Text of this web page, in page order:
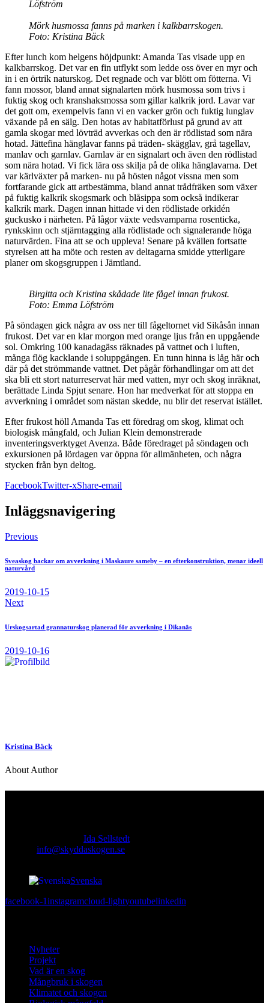
Löfström
Mörk husmossa fanns på marken i kalkbarrskogen.
Foto: Kristina Bäck
Efter lunch kom helgens höjdpunkt: Amanda Tas visade upp en
kalkbarrskog. Det var en fin utflykt som ledde oss över en myr och
in i en örtrik naturskog. Det regnade och var blött om fötterna. Vi
fann mossor, bland annat signalarten mörk husmossa som trivs i
fuktig skog och kranshaksmossa som gillar kalkrik jord. Lavar var
det gott om, exempelvis fann vi en vacker grön och fuktig lunglav
växande på en sälg. Den hotas av habitatförlust på grund av att
gamla skogar med lövträd avverkas och den är rödlistad som nära
hotad. Jättefina hänglavar fanns på träden- skägglav, grå tagellav,
manlav och garnlav. Garnlav är en signalart och även den rödlistad
som nära hotad. Vi fick lära oss skilja på de olika hänglavarna. Det
var kärlväxter på marken- nu på hösten något vissna men som
fortfarande gick att artbestämma, bland annat trådfräken som växer
på fuktig kalkrik skogsmark och blåsippa som också indikerar
kalkrik mark. Dagen innan hittade vi den rödlistade orkidén
guckusko i närheten. På lågor växte vedsvamparna rosenticka,
rynkskinn och stjärntagging alla rödlistade och signalerande höga
naturvärden. Fina att se och uppleva! Senare på kvällen fortsatte
styrelsen att ha möte och resten av deltagarna smidde ytterligare
planer om skogsgruppen i Jämtland.
Birgitta och Kristina skådade lite fågel innan frukost.
Foto: Emma Löfström
På söndagen gick några av oss ner till fågeltornet vid Sikåsån innan
frukost. Det var en klar morgon med orange ljus från en uppgående
sol. Omkring 100 kanadagäss räknades på vattnet och i luften,
många flög kacklande i soluppgången. En tunn hinna is låg här och
där på det strömmande vattnet. Det pågår förhandlingar om att det
ska bli ett stort naturreservat här med vatten, myr och skog inräknat,
berättade Linda Spjut senare. Hon har medverkat för att stoppa en
avverkning i området som nästan skedde, nu blir det reservat istället.
Efter frukost höll Amanda Tas ett föredrag om skog, klimat och
biologisk mångfald, och Julian Klein demonstrerade
inventeringsverktyget Avenza. Både föredraget på söndagen och
exkursionen på lördagen var öppna för allmänheten, och några
stycken från byn deltog.
FacebookTwitter-xShare-email
Inläggsnavigering
Previous
Sveaskog backar om avverkning i Maskaure sameby – en efterkonstruktion, menar ideell
naturvård
2019-10-15
Next
Urskogsartad grannaturskog planerad för avverkning i Dikanäs
2019-10-16
Kristina Bäck
About Author
Ida Sellstedt
info@skyddaskogen.se
Svenska
facebook-1instagramcloud-lightyoutubelinkedin
Nyheter
Projekt
Vad är en skog
Mångbruk i skogen
Klimatet och skogen